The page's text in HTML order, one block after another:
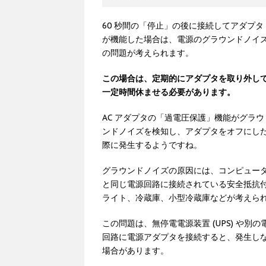
60 秒間の「停止」の後に接続してアダプタ
が機能した場合は、電源のグラウンドノイ
の問題が考えられます。
この場合は、定期的にアダプタを取り外し
一定時間休ませる必要があります。
AC アダプタの「過電圧保護」機能がグラウ
ンドノイズを検知し、アダプタをオフにし
際に発生するようですね。
グラウンドノイズの原因には、コンピュー
と同じ電源回路に接続されている安全抵抗
ライト、冷蔵庫、小型冷蔵庫などが考えられ
この問題は、無停電電源装置 (UPS) や別の
回路に電源アダプタを接続すると、発生し
場合があります。